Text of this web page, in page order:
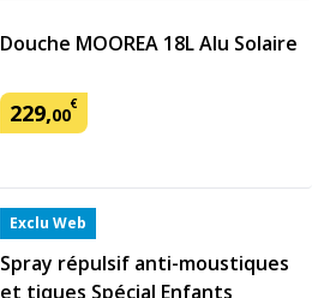
Douche MOOREA 18L Alu Solaire
229,00€
Exclu Web
Spray répulsif anti-moustiques
et tiques Spécial Enfants